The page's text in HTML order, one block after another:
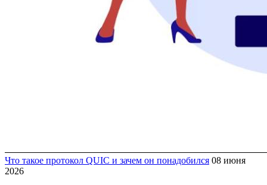
Что такое протокол QUIC и зачем он понадобился 08 июня
2026